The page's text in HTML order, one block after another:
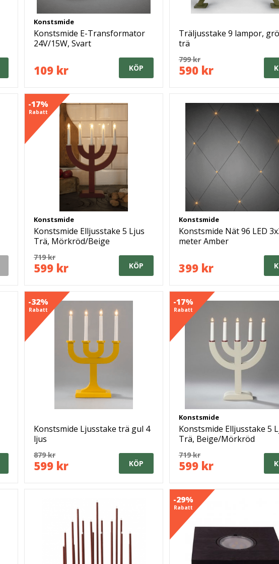
Konstsmide
Konstsmide E-Transformator
24V/15W, Svart
109 kr KÖP
Träljusstake 9 lampor,
trä
799 kr
590 kr
-17%
Rabatt
Konstsmide
Konstsmide Elljusstake 5 Ljus
Trä, Mörkröd/Beige
719 kr
599 kr KÖP
Konstsmide
Konstsmide Nät 96 LED
meter Amber
399 kr
-32%
Rabatt
Konstsmide Ljusstake trä gul 4
ljus
879 kr
599 kr KÖP
-17%
Rabatt
Konstsmide
Konstsmide Elljusstake 5
Trä, Beige/Mörkröd
719 kr
599 kr
-29%
Rabatt